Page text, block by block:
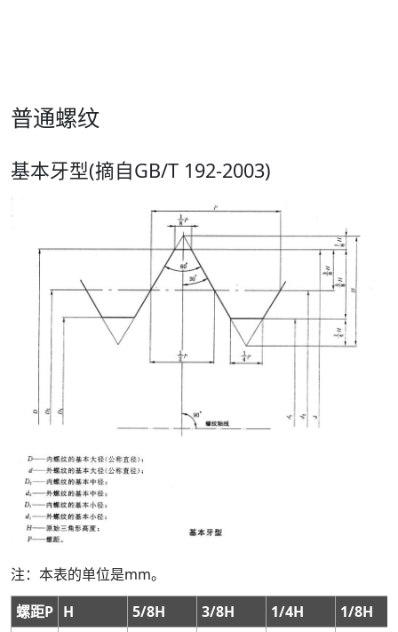
普通螺纹
基本牙型(摘自GB/T 192-2003)
注：本表的单位是mm。
螺距P H 5/8H 3/8H 1/4H
1/8H